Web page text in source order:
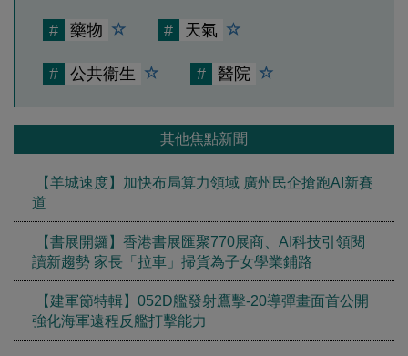
# 藥物 # 天氣
# 公共衞生 # 醫院
其他焦點新聞
【羊城速度】加快布局算力領域 廣州民企搶跑AI新賽
道
【書展開鑼】香港書展匯聚770展商、AI科技引領閱
讀新趨勢 家長「拉車」掃貨為子女學業鋪路
【建軍節特輯】052D艦發射鷹擊-20導彈畫面首公開
強化海軍遠程反艦打擊能力